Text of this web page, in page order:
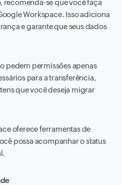
recomenda-se que você faça
Workspace. Isso adiciona
e garante que seus dados
pedem permissões apenas
para a transferência,
que você deseja migrar
oferece ferramentas de
possa acompanhar o status